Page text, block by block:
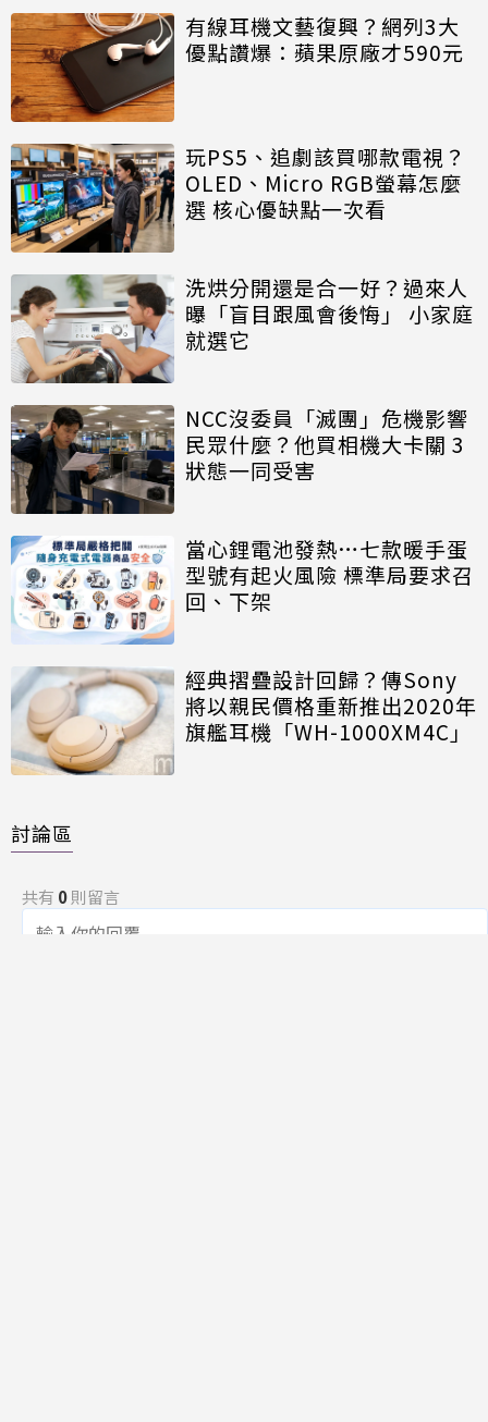
有線耳機文藝復興？網列3大
優點讚爆：蘋果原廠才590元
玩PS5、追劇該買哪款電視？
OLED、Micro RGB螢幕怎麼
選 核心優缺點一次看
洗烘分開還是合一好？過來人
曝「盲目跟風會後悔」 小家庭
就選它
NCC沒委員「滅團」危機影響
民眾什麼？他買相機大卡關 3
狀態一同受害
當心鋰電池發熱…七款暖手蛋
型號有起火風險 標準局要求召
回、下架
經典摺疊設計回歸？傳Sony
將以親民價格重新推出2020年
旗艦耳機「WH-1000XM4C」
討論區
共有 0則留言